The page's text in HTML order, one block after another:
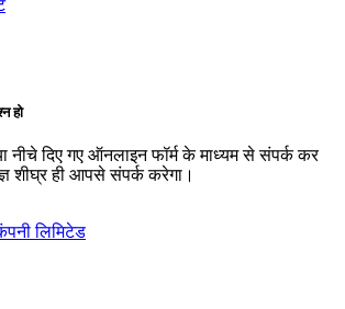
हो
दिए गए ऑनलाइन फॉर्म के माध्यम से संपर्क कर
शीघ्र ही आपसे संपर्क करेगा।